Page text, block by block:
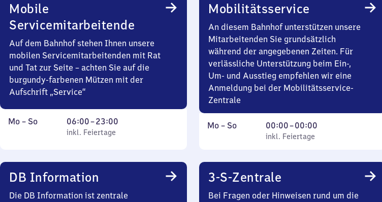
Mobile
Servicemitarbeitende
Auf dem Bahnhof stehen Ihnen unsere
mobilen Servicemitarbeitenden mit Rat
und Tat zur Seite – achten Sie auf die
burgundy-farbenen Mützen mit der
Aufschrift „Service“
Montag
Mo – So,
inkl. Feiertage
06:00–23:00
Von
6
Uhr
inkl. Feiertage
Mobilitätsservice
An diesem Bahnhof unterstützen unsere
Mitarbeitenden Sie grundsätzlich
während der angegebenen Zeiten. Für
verlässliche Unterstützung beim Ein-,
Um- und Ausstieg empfehlen wir eine
Anmeldung bei der Mobilitätsservice-
Zentrale
Montag
Mo – So,
inkl. Feiertage
00:00–00:00
Von
0
bis
0
inkl. Feiertage
DB Information
Die DB Information ist zentrale
3-S-Zentrale
Bei Fragen oder Hinweisen rund um die